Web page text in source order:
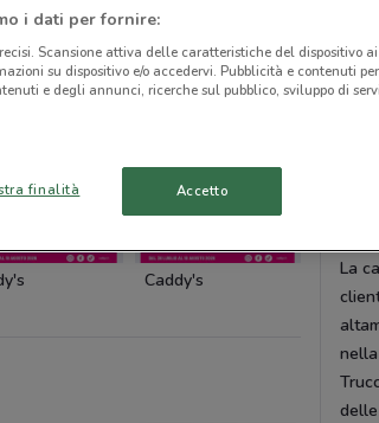
Caddy's
Lively
i
La
i dati per fornire:
Scansione attiva delle caratteristiche del dispositivo
su dispositivo e/o accedervi. Pubblicità e contenuti
e degli annunci, ricerche sul pubblico, sviluppo di
finalità Accetto